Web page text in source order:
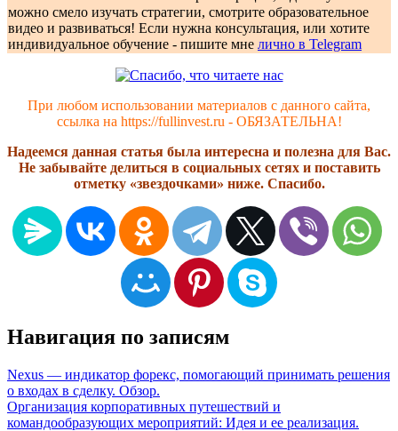
можно смело изучать стратегии, смотрите образовательное
видео и развиваться! Если нужна консультация, или хотите
индивидуальное обучение - пишите мне лично в Telegram
При любом использовании материалов с данного сайта,
ссылка на https://fullinvest.ru - ОБЯЗАТЕЛЬНА!
Надеемся данная статья была интересна и полезна для Вас.
Не забывайте делиться в социальных сетях и поставить
отметку «звездочками» ниже. Спасибо.
Навигация по записям
Nexus — индикатор форекс, помогающий принимать решения
о входах в сделку. Обзор.
Организация корпоративных путешествий и
командообразующих мероприятий: Идея и ее реализация.